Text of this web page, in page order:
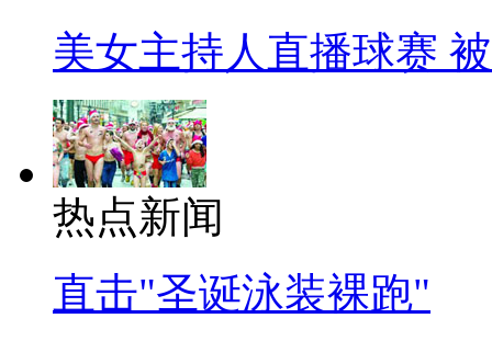
美女主持人直播球赛
热点新闻
直击"圣诞泳装裸跑"